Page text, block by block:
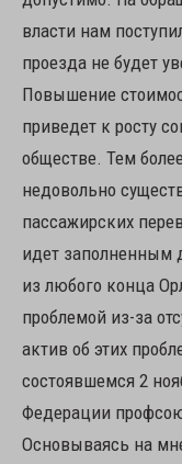
власти нам
проезда не будет
Повышение
приведет к росту
обществе. Тем
недовольно
пассажирских
идет заполненным
из любого конца
проблемой из-за
актив об этих
состоявшемся 2
Федерации
Основываясь на